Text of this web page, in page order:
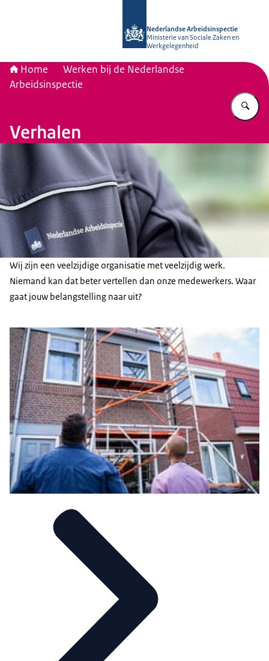
Nederlandse Arbeidsinspectie
Ministerie van Sociale Zaken en
Werkgelegenheid
Home
Werken bij de Nederlandse
Arbeidsinspectie
Verhalen
Wij zijn een veelzijdige organisatie met veelzijdig werk.
Niemand kan dat beter vertellen dan onze medewerkers. Waar
gaat jouw belangstelling naar uit?